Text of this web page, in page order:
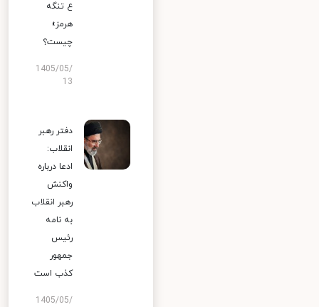
ع تنگه
هرمز»
چیست؟
1405/05/
13
دفتر رهبر
انقلاب:
ادعا درباره
واکنش
رهبر انقلاب
به نامه
رئیس
جمهور
کذب است
1405/05/